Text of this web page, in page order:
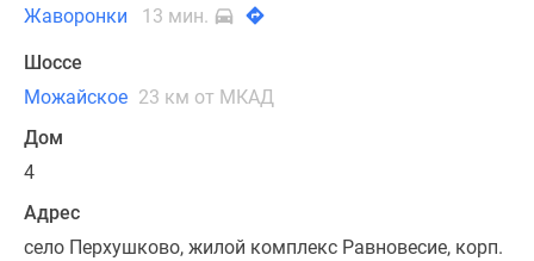
Жаворонки
13 мин.
Шоссе
Можайское 23 км от МКАД
Дом
4
Адрес
село Перхушково, жилой комплекс Равновесие, корп.